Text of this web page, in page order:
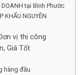
tại Bình Phước
KHẨU NGUYÊN
vị thi công
Giá Tốt
hàng đầu